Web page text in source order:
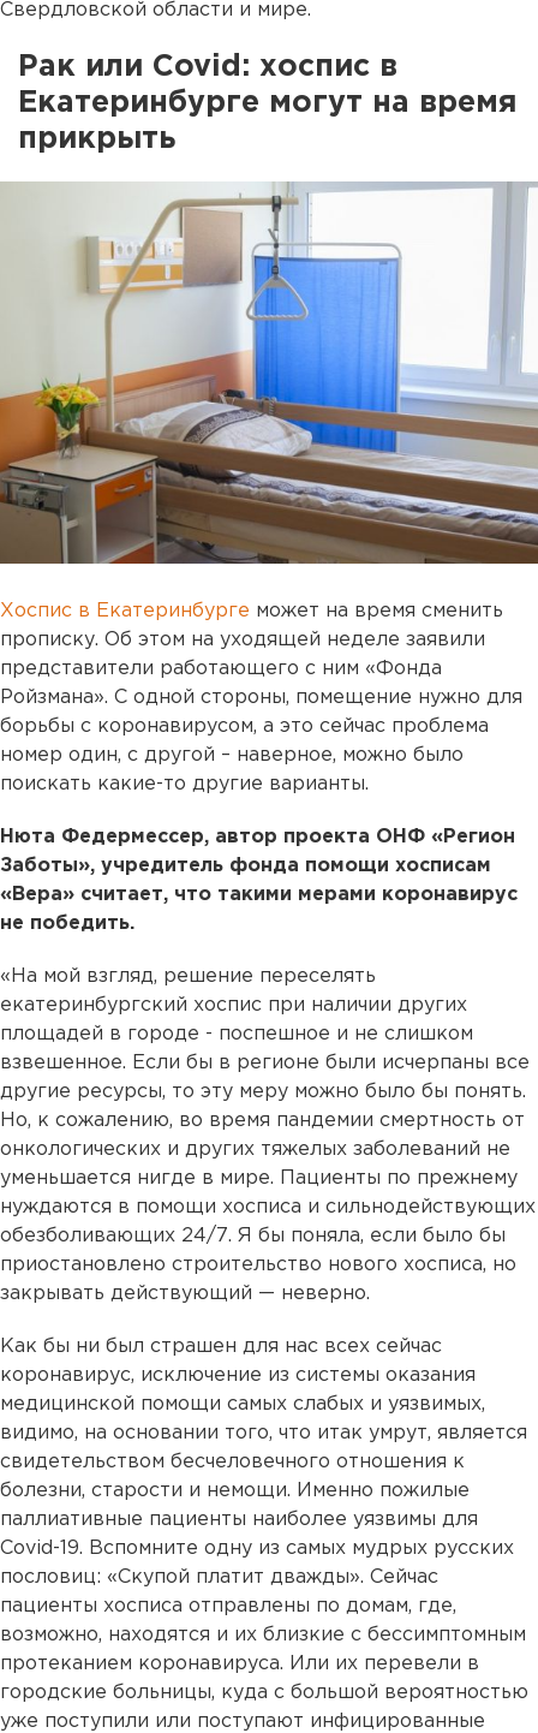
Свердловской области и мире.
Рак или Covid: хоспис в
Екатеринбурге могут на время
прикрыть
Хоспис в Екатеринбурге может на время сменить
прописку. Об этом на уходящей неделе заявили
представители работающего с ним «Фонда
Ройзмана». С одной стороны, помещение нужно для
борьбы с коронавирусом, а это сейчас проблема
номер один, с другой – наверное, можно было
поискать какие-то другие варианты.
Нюта Федермессер, автор проекта ОНФ «Регион
Заботы», учредитель фонда помощи хосписам
«Вера» считает, что такими мерами коронавирус
не победить.
«На мой взгляд, решение переселять
екатеринбургский хоспис при наличии других
площадей в городе - поспешное и не слишком
взвешенное. Если бы в регионе были исчерпаны все
другие ресурсы, то эту меру можно было бы понять.
Но, к сожалению, во время пандемии смертность от
онкологических и других тяжелых заболеваний не
уменьшается нигде в мире. Пациенты по прежнему
нуждаются в помощи хосписа и сильнодействующих
обезболивающих 24/7. Я бы поняла, если было бы
приостановлено строительство нового хосписа, но
закрывать действующий — неверно.
Как бы ни был страшен для нас всех сейчас
коронавирус, исключение из системы оказания
медицинской помощи самых слабых и уязвимых,
видимо, на основании того, что итак умрут, является
свидетельством бесчеловечного отношения к
болезни, старости и немощи. Именно пожилые
паллиативные пациенты наиболее уязвимы для
Covid-19. Вспомните одну из самых мудрых русских
пословиц: «Скупой платит дважды». Сейчас
пациенты хосписа отправлены по домам, где,
возможно, находятся и их близкие с бессимптомным
протеканием коронавируса. Или их перевели в
городские больницы, куда с большой вероятностью
уже поступили или поступают инфицированные